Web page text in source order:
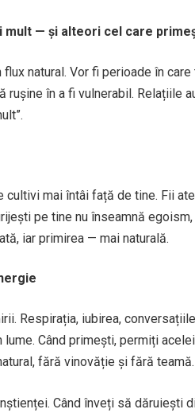
— și alteori cel care
natural. Vor fi perioade în
rușine în a fi vulnerabil. Relațiile
cultivi mai întâi față de tine. Fii
pe tine nu înseamnă
iar primirea — mai naturală.
Respirația, iubirea,
Când primești, permiți
fără vinovăție și fără teamă.
Când înveți să dăruiești